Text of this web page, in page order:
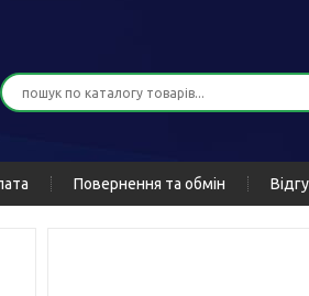
Повернення та обмін